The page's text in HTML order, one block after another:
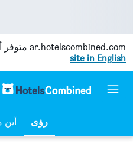
ar.hotelscombined.com متوفر
site in English
رؤى أين